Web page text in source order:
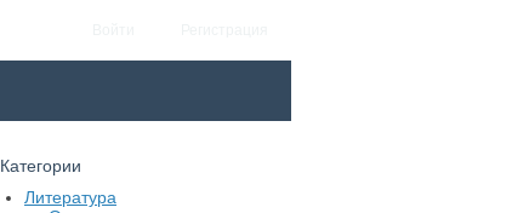
Категории
Литература